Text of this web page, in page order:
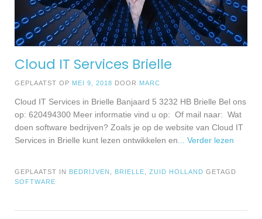
Cloud IT Services Brielle
GEPLAATST OP MEI 9, 2018 DOOR MARC
Cloud IT Services in Brielle Banjaard 5 3232 HB Brielle Bel ons
op: 620494300 Meer informatie vind u op: Of mail naar: Wat
doen software bedrijven? Zoals je op de website van Cloud IT
Services in Brielle kunt lezen ontwikkelen en ... Verder lezen
GEPLAATST IN BEDRIJVEN BRIELLE ZUID HOLLAND GETAGD
SOFTWARE